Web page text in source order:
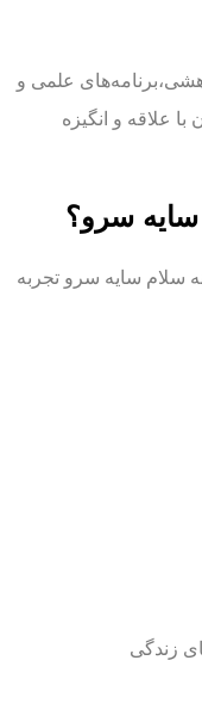
علمی و
علاقه و انگیزه
سایه سرو؟
سلام سایه سرو تجربه
زندگی